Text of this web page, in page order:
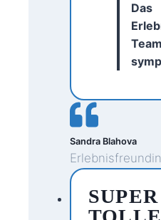
Das
Sandra Blahova
Erlebnisfreundin
SUPER